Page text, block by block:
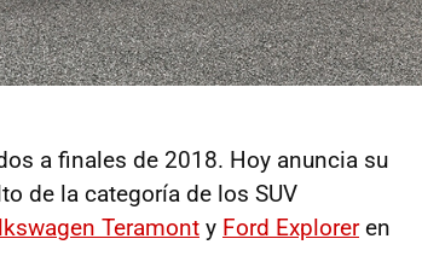
a finales de 2018. Hoy anuncia su
de la categoría de los SUV
Teramont y Ford Exploreren